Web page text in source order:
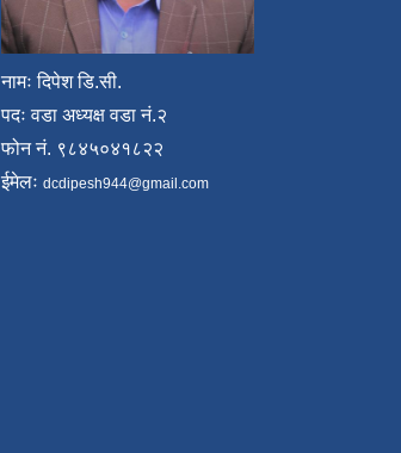
नामः दिपेश डि.सी.
पदः वडा अध्यक्ष वडा नं.२
फोन नं. ९८४५०४१८२२
ईमेलः dcdipesh944@gmail.com